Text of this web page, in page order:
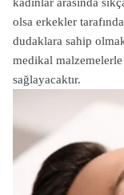
olsa erkekler
dudaklara sahip
medikal malzemelerle
sağlayacaktır.